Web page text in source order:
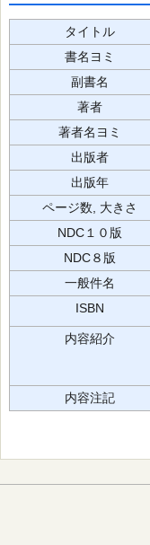
タイトル
書名ヨミ
副書名
著者
著者名ヨミ
出版者
出版年
ページ数, 大きさ
NDC１０版
NDC８版
一般件名
ISBN
内容紹介
内容注記